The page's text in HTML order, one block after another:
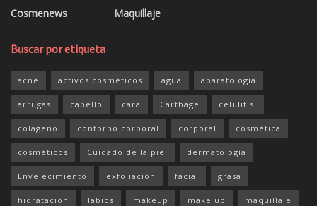
Cosmenews
Maquillaje
Buscar por etiqueta
acné activos cosméticos agua aparatología
arrugas cabello cara Carthage celulitis.
colágeno contorno corporal corporal cosmética
cosméticos Cuidado de la piel dermatología
Envejecimiento exfoliación facial grasa
hidratación labios makeup make up maquillaje